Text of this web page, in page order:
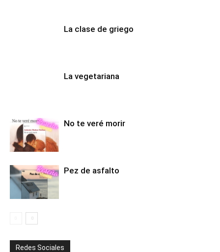
La clase de griego
La vegetariana
No te veré morir
Pez de asfalto
Redes Sociales